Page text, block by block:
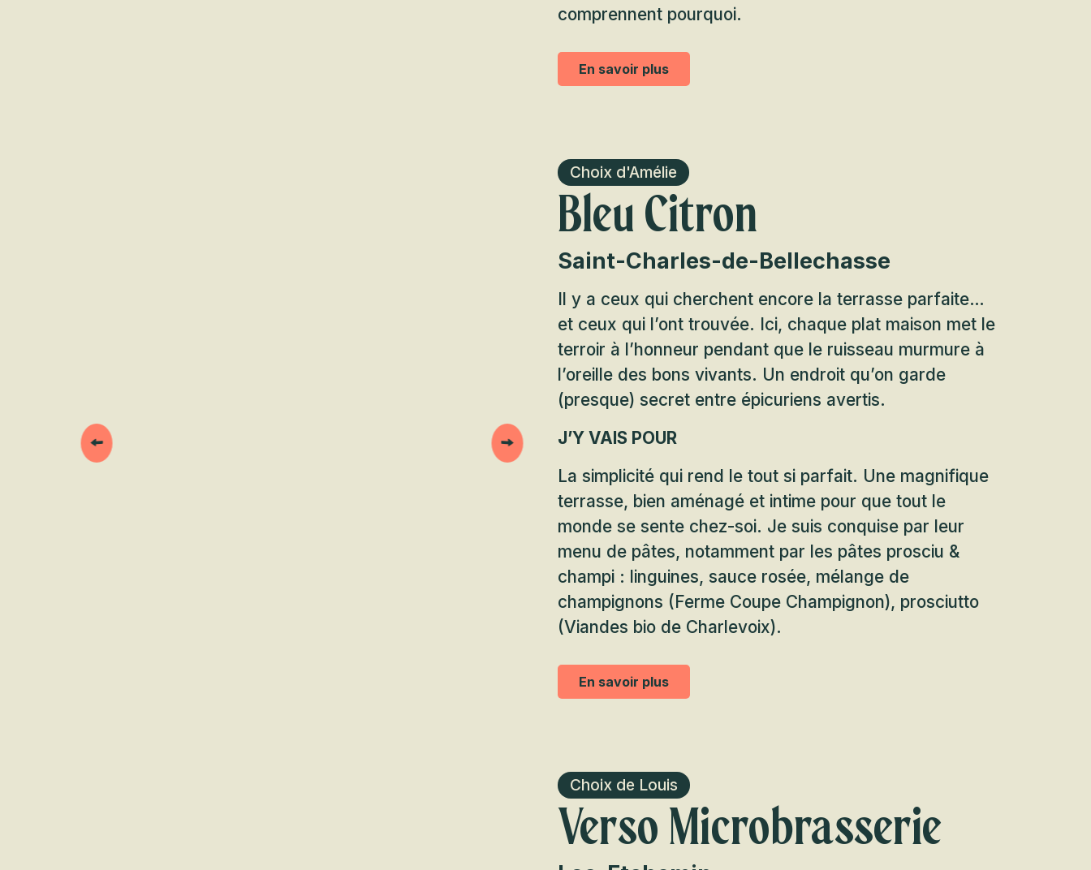
comprennent pourquoi.
En savoir plus
Choix d'Amélie
Bleu Citron
Saint-Charles-de-Bellechasse
Il y a ceux qui cherchent encore la terrasse parfaite…
et ceux qui l’ont trouvée. Ici, chaque plat maison met le
terroir à l’honneur pendant que le ruisseau murmure à
l’oreille des bons vivants. Un endroit qu’on garde
(presque) secret entre épicuriens avertis.
J’Y VAIS POUR
La simplicité qui rend le tout si parfait. Une magnifique
terrasse, bien aménagé et intime pour que tout le
monde se sente chez-soi. Je suis conquise par leur
menu de pâtes, notamment par les pâtes prosciu &
champi : linguines, sauce rosée, mélange de
champignons (Ferme Coupe Champignon), prosciutto
(Viandes bio de Charlevoix).
En savoir plus
Choix de Louis
Verso Microbrasserie